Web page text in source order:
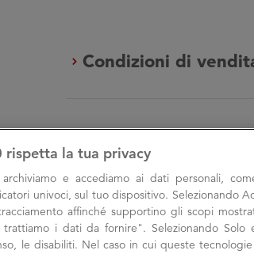
chevron_right Condizioni di
chevron_rightInformazioni sui
rispetta la tua privacy
archiviamo e accediamo ai dati personali,
univoci, sul tuo dispositivo. Selezionando
affinché supportino gli scopi
i dati da fornire". Selezionando Solo
le disabiliti. Nel caso in cui queste